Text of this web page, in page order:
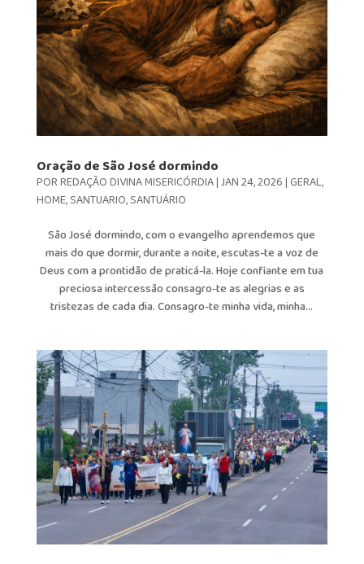
Oração de São José dormindo
PORREDAÇÃO DIVINA MISERICÓRDIA|JAN 24, 2026| GERAL,
HOME,SANTUARIO,SANTUÁRIO
São José dormindo, com o evangelho aprendemos que
mais do que dormir, durante a noite, escutas-te a voz de
Deus com a prontidão de praticá-la. Hoje confiante em tua
preciosa intercessão consagro-te as alegrias e as
tristezas de cada dia. Consagro-te minha vida, minha...